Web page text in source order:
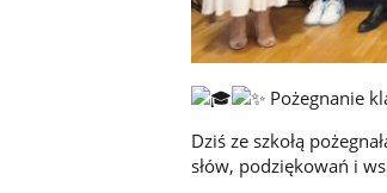
Pożegnanie
Dziś ze szkołą
słów, podziękowań i